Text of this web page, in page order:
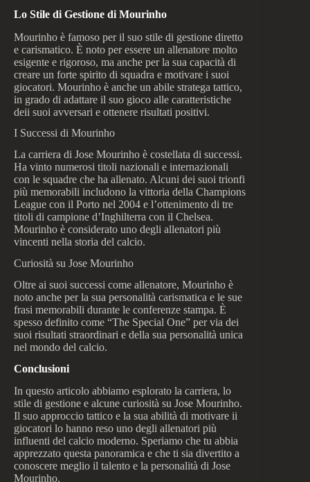
Lo Stile di Gestione di Mourinho
Mourinho è famoso per il suo stile di gestione diretto
e carismatico. È noto per essere un allenatore molto
esigente e rigoroso, ma anche per la sua capacità di
creare un forte spirito di squadra e motivare i suoi
giocatori. Mourinho è anche un abile stratega tattico,
in grado di adattare il suo gioco alle caratteristiche
deii suoi avversari e ottenere risultati positivi.
I Successi di Mourinho
La carriera di Jose Mourinho è costellata di successi.
Ha vinto numerosi titoli nazionali e internazionali
con le squadre che ha allenato. Alcuni dei suoi trionfi
più memorabili includono la vittoria della Champions
League con il Porto nel 2004 e l’ottenimento di tre
titoli di campione d’Inghilterra con il Chelsea.
Mourinho è considerato uno degli allenatori più
vincenti nella storia del calcio.
Curiosità su Jose Mourinho
Oltre ai suoi successi come allenatore, Mourinho è
noto anche per la sua personalità carismatica e le sue
frasi memorabili durante le conferenze stampa. È
spesso definito come “The Special One” per via dei
suoi risultati straordinari e della sua personalità unica
nel mondo del calcio.
Conclusioni
In questo articolo abbiamo esplorato la carriera, lo
stile di gestione e alcune curiosità su Jose Mourinho.
Il suo approccio tattico e la sua abilità di motivare ii
giocatori lo hanno reso uno degli allenatori più
influenti del calcio moderno. Speriamo che tu abbia
apprezzato questa panoramica e che ti sia divertito a
conoscere meglio il talento e la personalità di Jose
Mourinho.